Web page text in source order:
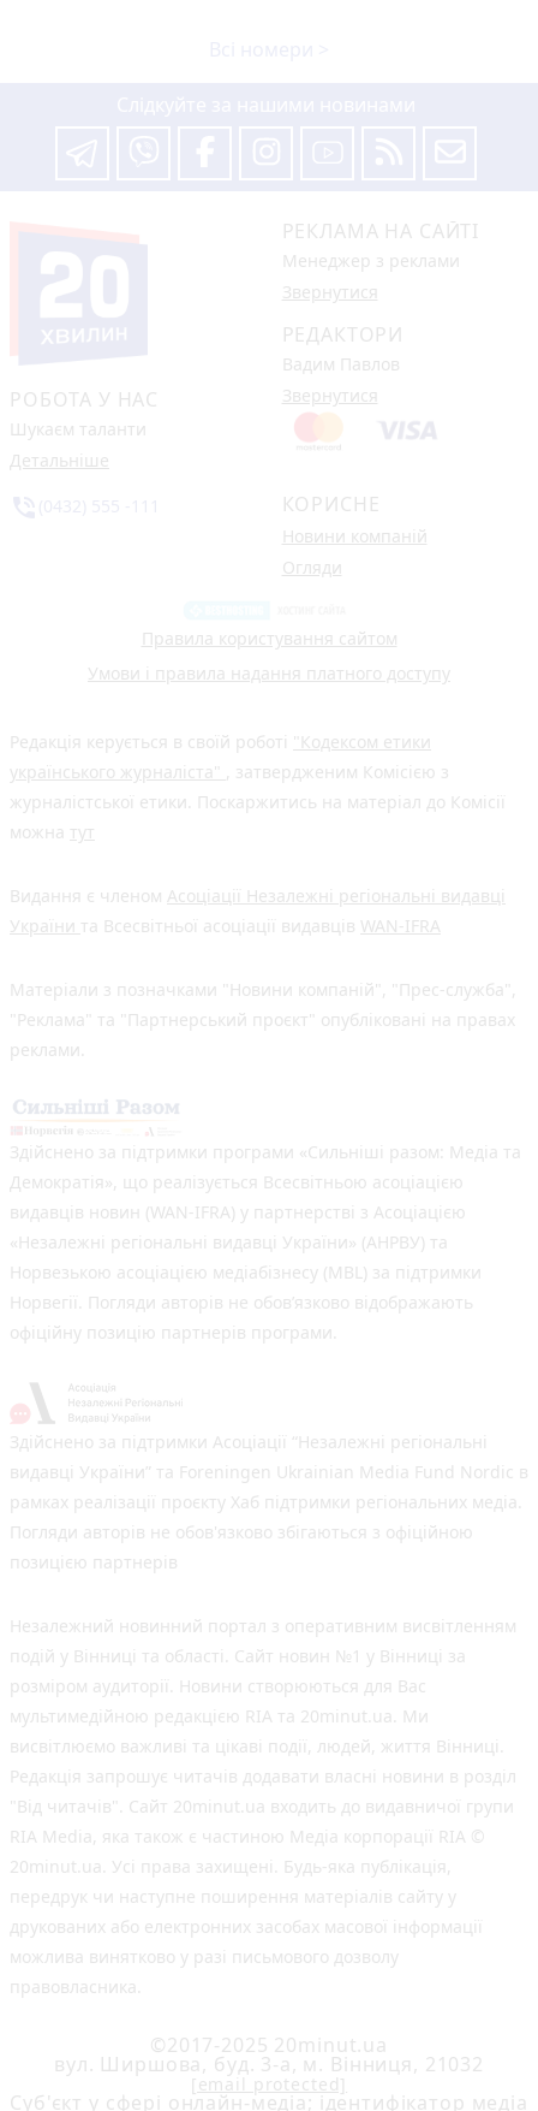
РОБОТА У НАС
Шукаєм таланти
Детальніше
РЕКЛАМА НА САЙТІ
Менеджер з реклами
Звернутися
РЕДАКТОРИ
Вадим Павлов
Звернутися
КОРИСНЕ
Новини компаній
Огляди
Правила користування сайтом
Умови і правила надання платного доступу
Редакція керується в своїй роботі "Кодексом етики
українського журналіста" , затвердженим Комісією з
журналістської етики. Поскаржитись на матеріал до Комісії
можна тут
Видання є членом Асоціації Незалежні регіональні видавці
України та Всесвітньої асоціації видавців WAN-IFRA
Матеріали з позначками "Новини компаній", "Прес-служба",
"Реклама" та "Партнерський проєкт" опубліковані на правах
реклами.
Здійснено за підтримки програми «Сильніші разом: Медіа та
Демократія», що реалізується Всесвітньою асоціацією
видавців новин (WAN-IFRA) у партнерстві з Асоціацією
«Незалежні регіональні видавці України» (АНРВУ) та
Норвезькою асоціацією медіабізнесу (MBL) за підтримки
Норвегії. Погляди авторів не обов’язково відображають
офіційну позицію партнерів програми.
Здійснено за підтримки Асоціації “Незалежні регіональні
видавці України” та Foreningen Ukrainian Media Fund Nordic в
рамках реалізації проєкту Хаб підтримки регіональних медіа.
Погляди авторів не обов'язково збігаються з офіційною
позицією партнерів
Незалежний новинний портал з оперативним висвітленням
подій у Вінниці та області. Сайт новин №1 у Вінниці за
розміром аудиторії. Новини створюються для Вас
мультимедійною редакцією RIA та 20minut.ua. Ми
висвітлюємо важливі та цікаві події, людей, життя Вінниці.
Редакція запрошує читачів додавати власні новини в розділ
"Від читачів". Сайт 20minut.ua входить до видавничої групи
RIA Media, яка також є частиною Медіа корпорації RIA ©
20minut.ua. Усі права захищені. Будь-яка публiкацiя,
передрук чи наступне поширення матеріалів сайту у
друкованих або електронних засобах масової інформації
можлива винятково у разі письмового дозволу
правовласника.
©2017-2025 20minut.ua
вул. Ширшова, буд. 3-а, м. Вінниця, 21032
[email protected]
Cуб'єкт у сфері онлайн-медіа; ідентифікатор медіа